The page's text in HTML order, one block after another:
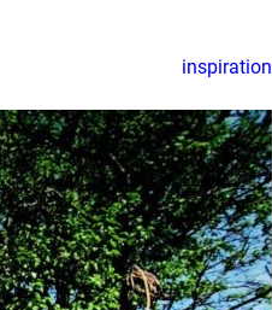
inspiration